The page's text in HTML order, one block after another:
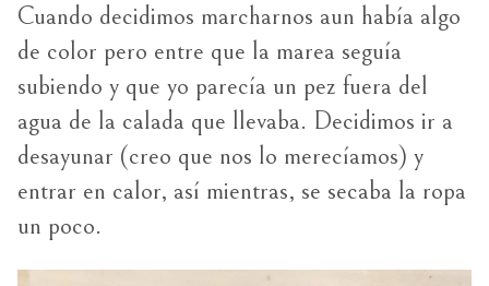
Cuando decidimos marcharnos aun había algo
de color pero entre que la marea seguía
subiendo y que yo parecía un pez fuera del
agua de la calada que llevaba. Decidimos ir a
desayunar (creo que nos lo merecíamos) y
entrar en calor, así mientras, se secaba la ropa
un poco.